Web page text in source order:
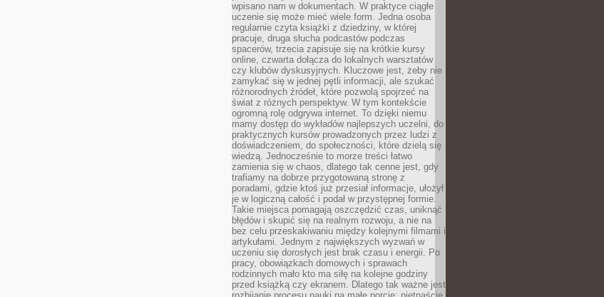
wpisano nam w dokumentach. W praktyce ciągłe
uczenie się może mieć wiele form. Jedna osoba
regularnie czyta książki z dziedziny, w której
pracuje, druga słucha podcastów podczas
spacerów, trzecia zapisuje się na krótkie kursy
online, czwarta dołącza do lokalnych warsztatów
czy klubów dyskusyjnych. Kluczowe jest, żeby nie
zamykać się w jednej pętli informacji, ale szukać
różnorodnych źródeł, które pozwolą spojrzeć na
świat z różnych perspektyw. W tym kontekście
ogromną rolę odgrywa internet. To dzięki niemu
mamy dostęp do wykładów najlepszych uczelni, do
praktycznych kursów prowadzonych przez ludzi z
doświadczeniem, do społeczności, które dzielą się
wiedzą. Jednocześnie to morze treści łatwo
zamienia się w chaos, dlatego tak cenne jest, gdy
trafiamy na dobrze przygotowaną stronę z
poradami, gdzie ktoś już przesiał informacje, ułożył
je w logiczną całość i podał w przystępnej formie.
Takie miejsca pomagają oszczędzić czas, uniknąć
błędów i skupić się na realnym rozwoju, a nie na
bez celu przeskakiwaniu między kolejnymi filmami i
artykułami. Jednym z największych wyzwań w
uczeniu się dorosłych jest brak czasu i energii. Po
pracy, obowiązkach domowych i sprawach
rodzinnych mało kto ma siłę na kolejne godziny
przed książką czy ekranem. Dlatego tak ważne jest